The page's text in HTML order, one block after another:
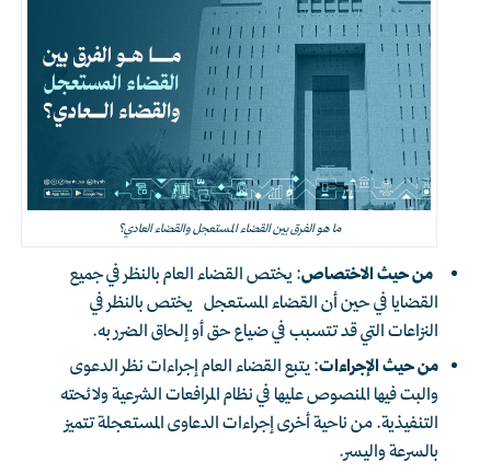
ما هو الفرق بين القضاء المستعجل والقضاء العادي؟
من حيث الاختصاص: يختص القضاء العام بالنظر في جميع
القضايا في حين أن القضاء المستعجل يختص بالنظر في
النزاعات التي قد تتسبب في ضياع حق أو إلحاق الضرر به.
من حيث الإجراءات: يتبع القضاء العام إجراءات نظر الدعوى
والبت فيها المنصوص عليها في نظام المرافعات الشرعية ولائحته
التنفيذية. من ناحية أخرى إجراءات الدعاوى المستعجلة تتميز
بالسرعة واليسر.